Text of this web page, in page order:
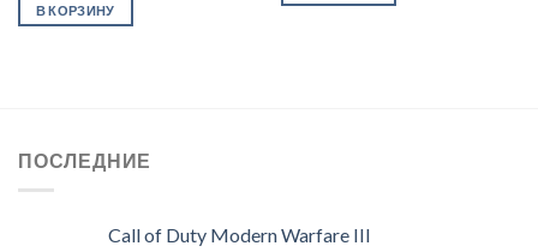
В КОРЗИНУ
ПОСЛЕДНИЕ
Call of Duty Modern Warfare III